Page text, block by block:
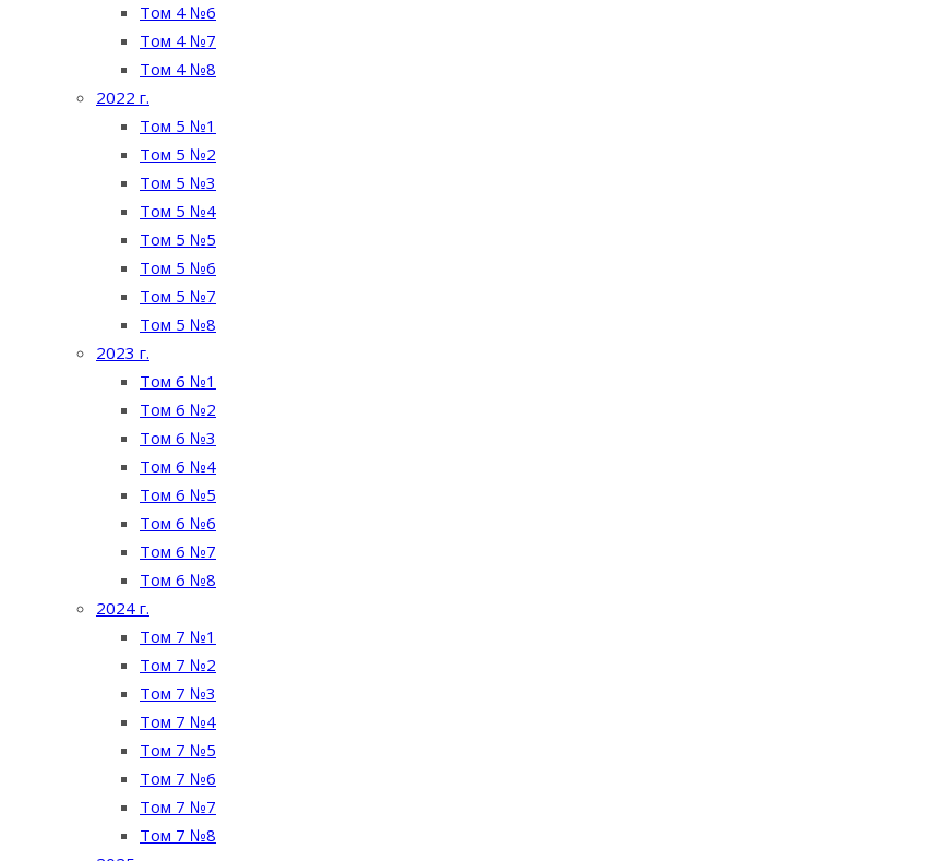
Том 4 №6
Том 4 №7
Том 4 №8
2022 г.
Том 5 №1
Том 5 №2
Том 5 №3
Том 5 №4
Том 5 №5
Том 5 №6
Том 5 №7
Том 5 №8
2023 г.
Том 6 №1
Том 6 №2
Том 6 №3
Том 6 №4
Том 6 №5
Том 6 №6
Том 6 №7
Том 6 №8
2024 г.
Том 7 №1
Том 7 №2
Том 7 №3
Том 7 №4
Том 7 №5
Том 7 №6
Том 7 №7
Том 7 №8